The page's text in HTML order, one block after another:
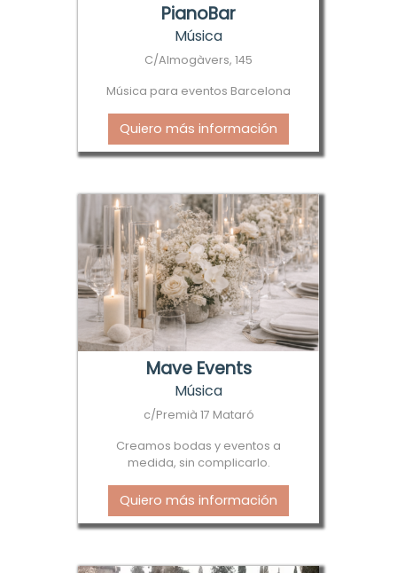
PianoBar
Música
C/Almogàvers, 145
Música para eventos Barcelona
Quiero más información
Mave Events
Música
c/Premià 17 Mataró
Creamos bodas y eventos a
medida, sin complicarlo.
Quiero más información